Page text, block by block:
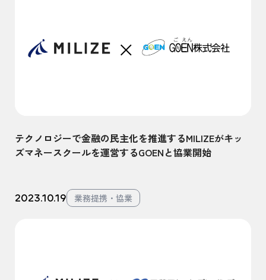
テクノロジーで金融の民主化を推進するMILIZEがキッ
ズマネースクールを運営するGOENと協業開始
2023.10.19 業務提携・協業